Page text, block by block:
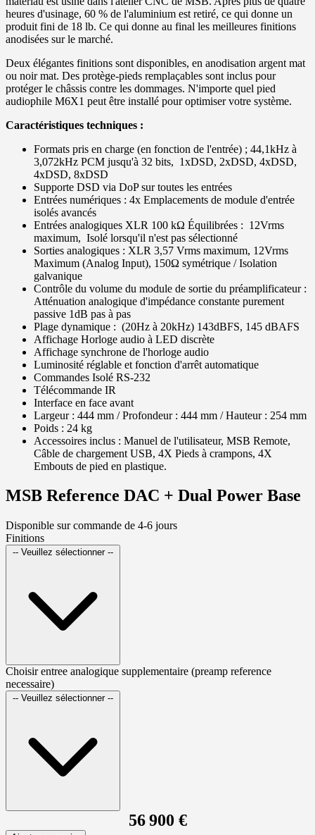
heures d'usinage, 60 % de l'aluminium est retiré, ce qui donne un
produit fini de 18 lb. Ce qui donne au final les meilleures finitions
anodisées sur le marché.
Deux élégantes finitions sont disponibles, en anodisation argent mat
ou noir mat. Des protège-pieds remplaçables sont inclus pour
protéger le châssis contre les dommages. N'importe quel pied
audiophile M6X1 peut être installé pour optimiser votre système.
Caractéristiques techniques :
Formats pris en charge (en fonction de l'entrée) ; 44,1kHz à
3,072kHz PCM jusqu'à 32 bits, 1xDSD, 2xDSD, 4xDSD,
4xDSD, 8xDSD
Supporte DSD via DoP sur toutes les entrées
Entrées numériques : 4x Emplacements de module d'entrée
isolés avancés
Entrées analogiques XLR 100 kΩ Équilibrées : 12Vrms
maximum, Isolé lorsqu'il n'est pas sélectionné
Sorties analogiques : XLR 3,57 Vrms maximum, 12Vrms
Maximum (Analog Input), 150Ω symétrique / Isolation
galvanique
Contrôle du volume du module de sortie du préamplificateur :
Atténuation analogique d'impédance constante purement
passive 1dB pas à pas
Plage dynamique : (20Hz à 20kHz) 143dBFS, 145 dBAFS
Affichage Horloge audio à LED discrète
Affichage synchrone de l'horloge audio
Luminosité réglable et fonction d'arrêt automatique
Commandes Isolé RS-232
Télécommande IR
Interface en face avant
Largeur : 444 mm / Profondeur : 444 mm / Hauteur : 254 mm
Poids : 24 kg
Accessoires inclus : Manuel de l'utilisateur, MSB Remote,
Câble de chargement USB, 4X Pieds à crampons, 4X
Embouts de pied en plastique.
MSB Reference DAC + Dual Power Base
Disponible sur commande de 4-6 jours
Finitions
-- Veuillez sélectionner --
Choisir entree analogique supplementaire (preamp reference
necessaire)
-- Veuillez sélectionner --
56 900 €